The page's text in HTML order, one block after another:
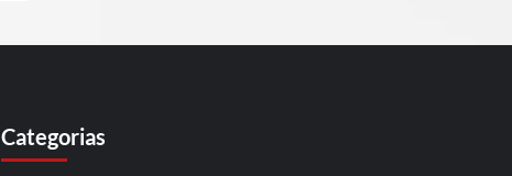
Categorias